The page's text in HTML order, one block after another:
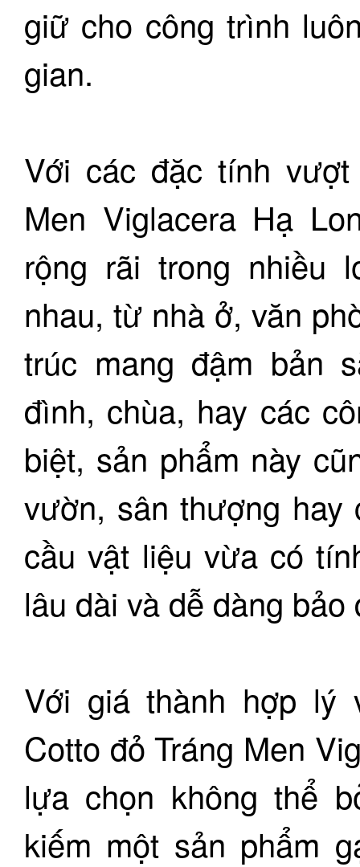
giữ cho công trình
gian.
Với các đặc tính
Men Viglacera Hạ
rộng rãi trong nhiều
nhau, từ nhà ở, văn
trúc mang đậm bản
đình, chùa, hay các
biệt, sản phẩm này
vườn, sân thượng
cầu vật liệu vừa có
lâu dài và dễ dàng bảo
Với giá thành hợp lý
Cotto đỏ Tráng Men
lựa chọn không thể
kiếm một sản phẩm